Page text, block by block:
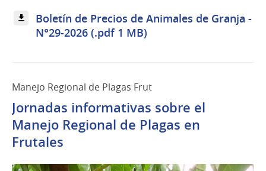
Boletín de Precios de Animales de Granja -
N°29-2026 (.pdf 1 MB)
Manejo Regional de Plagas Frut
Jornadas informativas sobre el
Manejo Regional de Plagas en
Frutales